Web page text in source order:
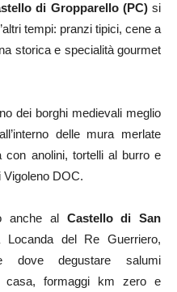
di Gropparello (PC) si
tempi: pranzi tipici, cene a
storica e specialità gourmet
dei borghi medievali meglio
delle mura merlate
con anolini, tortelli al burro e
DOC.
anche al Castello di San
del Re Guerriero,
dove degustare salumi
casa, formaggi km zero e